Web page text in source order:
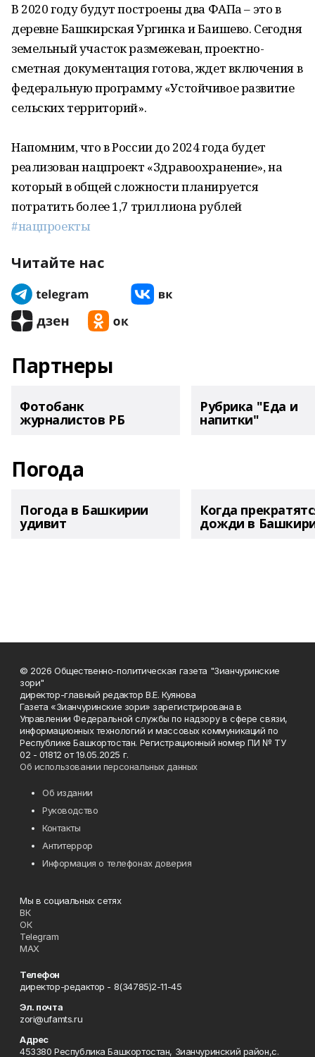
В 2020 году будут построены два ФАПа – это в
деревне Башкирская Ургинка и Баишево. Сегодня
земельный участок размежеван, проектно-
сметная документация готова, ждет включения в
федеральную программу «Устойчивое развитие
сельских территорий».
Напомним, что в России до 2024 года будет
реализован нацпроект «Здравоохранение», на
который в общей сложности планируется
потратить более 1,7 триллиона рублей
#нацпроекты
Читайте нас
Партнеры
Фотобанк
журналистов РБ
Рубрика "Еда и
напитки"
Погода
Погода в Башкирии
удивит
Когда
дожди в
© 2026 Общественно-политическая газета "Зианчуринские
зори"
директор-главный редактор В.Е. Куянова
Газета «Зианчуринские зори» зарегистрирована в
Управлении Федеральной службы по надзору в сфере связи,
информационных технологий и массовых коммуникаций по
Республике Башкортостан. Регистрационный номер ПИ № ТУ
02 - 01812 от 19.05.2025 г.
Об использовании персональных данных
Об издании
Руководство
Контакты
Антитеррор
Информация о телефонах доверия
Мы в социальных сетях
ВК
ОК
Telegram
MAX
Телефон
директор-редактор - 8(34785)2-11-45
Эл. почта
zori@ufamts.ru
Адрес
453380 Республика Башкортостан, Зианчуринский район,с.